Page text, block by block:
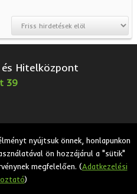
nyújtsuk önnek, honlapunkon
ön hozzájárul a "sütik"
megfelelően. (Adatkezelési
)
Hitelközpont
39
és Hitelközpont - Eladó,
kiadó, bérbeadó ingatlanok.